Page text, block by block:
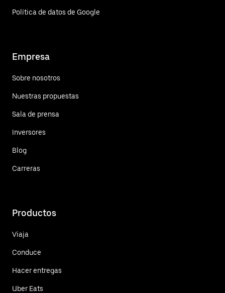
Política de datos de Google
Empresa
Sobre nosotros
Nuestras propuestas
Sala de prensa
Inversores
Blog
Carreras
Productos
Viaja
Conduce
Hacer entregas
Uber Eats